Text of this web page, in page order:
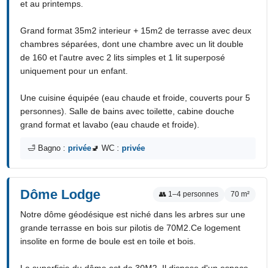
et au printemps.
Grand format 35m2 interieur + 15m2 de terrasse avec deux
chambres séparées, dont une chambre avec un lit double
de 160 et l'autre avec 2 lits simples et 1 lit superposé
uniquement pour un enfant.
Une cuisine équipée (eau chaude et froide, couverts pour 5
personnes). Salle de bains avec toilette, cabine douche
grand format et lavabo (eau chaude et froide).
🛁 Bagno :privée🚽 WC :privée
Dôme Lodge 👥 1–4 personnes 70 m²
Notre dôme géodésique est niché dans les arbres sur une
grande terrasse en bois sur pilotis de 70M2.Ce logement
insolite en forme de boule est en toile et bois.